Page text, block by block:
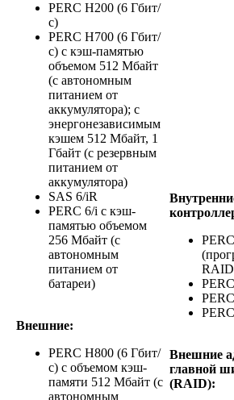
PERC H200 (6 Гбит/
с)
PERC H700 (6 Гбит/
с) с кэш-памятью
объемом 512 Мбайт
(с автономным
питанием от
аккумулятора); с
энергонезависимым
кэшем 512 Мбайт, 1
Гбайт (с резервным
питанием от
аккумулятора)
SAS 6/iR
PERC 6/i с кэш-
памятью объемом
256 Мбайт (с
автономным
питанием от
батареи)
Внешние:
PERC H800 (6 Гбит/
с) с объемом кэш-
памяти 512 Мбайт (с
автономным
Внешние
главной
(RAID):